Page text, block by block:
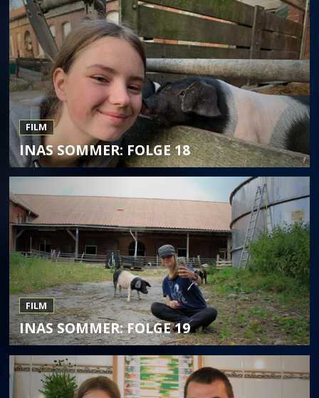
FILM
INAS SOMMER: FOLGE 18
FILM
INAS SOMMER: FOLGE 19